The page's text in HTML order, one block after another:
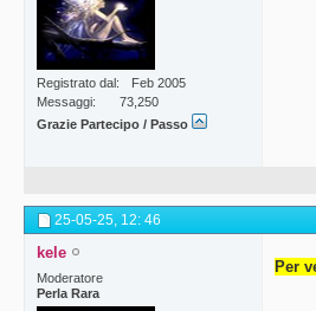
Registrato dal
Feb 2005
Messaggi
73,250
Grazie Partecipo / Passo
25-05-25, 12: 46
kele
Moderatore
Perla Rara
Per